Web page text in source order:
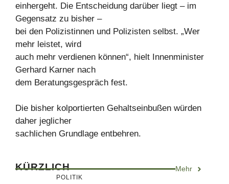
einhergeht. Die Entscheidung darüber liegt – im
Gegensatz zu bisher –
bei den Polizistinnen und Polizisten selbst. „Wer
mehr leistet, wird
auch mehr verdienen können“, hielt Innenminister
Gerhard Karner nach
dem Beratungsgespräch fest.
Die bisher kolportierten Gehaltseinbußen würden
daher jeglicher
sachlichen Grundlage entbehren.
KÜRZLICH Mehr
POLITIK